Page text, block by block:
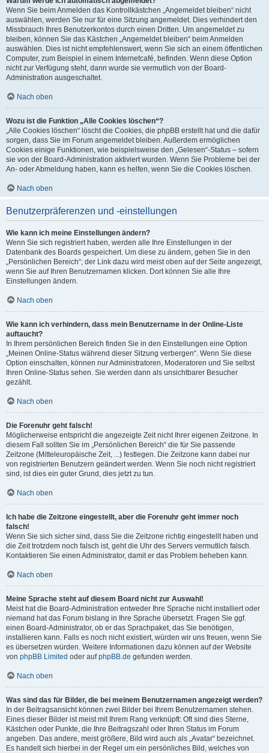
Wenn Sie beim Anmelden das Kontrollkästchen „Angemeldet bleiben“ nicht
auswählen, werden Sie nur für eine Sitzung angemeldet. Dies verhindert den
Missbrauch Ihres Benutzerkontos durch einen Dritten. Um angemeldet zu
bleiben, können Sie das Kästchen „Angemeldet bleiben“ beim Anmelden
auswählen. Dies ist nicht empfehlenswert, wenn Sie sich an einem öffentlichen
Computer, zum Beispiel in einem Internetcafé, befinden. Wenn diese Option
nicht zur Verfügung steht, dann wurde sie vermutlich von der Board-
Administration ausgeschaltet.
Nach oben
Wozu ist die Funktion „Alle Cookies löschen“?
„Alle Cookies löschen“ löscht die Cookies, die phpBB erstellt hat und die dafür
sorgen, dass Sie im Forum angemeldet bleiben. Außerdem ermöglichen
Cookies einige Funktionen, wie beispielsweise den „Gelesen“-Status – sofern
sie von der Board-Administration aktiviert wurden. Wenn Sie Probleme bei der
An- oder Abmeldung haben, kann es helfen, wenn Sie die Cookies löschen.
Nach oben
Benutzerpräferenzen und -einstellungen
Wie kann ich meine Einstellungen ändern?
Wenn Sie sich registriert haben, werden alle Ihre Einstellungen in der
Datenbank des Boards gespeichert. Um diese zu ändern, gehen Sie in den
„Persönlichen Bereich“; der Link dazu wird meist oben auf der Seite angezeigt,
wenn Sie auf Ihren Benutzernamen klicken. Dort können Sie alle Ihre
Einstellungen ändern.
Nach oben
Wie kann ich verhindern, dass mein Benutzername in der Online-Liste
auftaucht?
In Ihrem persönlichen Bereich finden Sie in den Einstellungen eine Option
„Meinen Online-Status während dieser Sitzung verbergen“. Wenn Sie diese
Option einschalten, können nur Administratoren, Moderatoren und Sie selbst
Ihren Online-Status sehen. Sie werden dann als unsichtbarer Besucher
gezählt.
Nach oben
Die Forenuhr geht falsch!
Möglicherweise entspricht die angezeigte Zeit nicht Ihrer eigenen Zeitzone. In
diesem Fall sollten Sie im „Persönlichen Bereich“ die für Sie passende
Zeitzone (Mitteleuropäische Zeit, ...) festlegen. Die Zeitzone kann dabei nur
von registrierten Benutzern geändert werden. Wenn Sie noch nicht registriert
sind, ist dies ein guter Grund, dies jetzt zu tun.
Nach oben
Ich habe die Zeitzone eingestellt, aber die Forenuhr geht immer noch
falsch!
Wenn Sie sich sicher sind, dass Sie die Zeitzone richtig eingestellt haben und
die Zeit trotzdem noch falsch ist, geht die Uhr des Servers vermutlich falsch.
Kontaktieren Sie einen Administrator, damit er das Problem beheben kann.
Nach oben
Meine Sprache steht auf diesem Board nicht zur Auswahl!
Meist hat die Board-Administration entweder Ihre Sprache nicht installiert oder
niemand hat das Forum bislang in Ihre Sprache übersetzt. Fragen Sie ggf.
einen Board-Administrator, ob er das Sprachpaket, das Sie benötigen,
installieren kann. Falls es noch nicht existiert, würden wir uns freuen, wenn Sie
es übersetzen würden. Weitere Informationen dazu können auf der Website
von phpBB Limited oder aufphpBB.de gefunden werden.
Nach oben
Was sind das für Bilder, die bei meinem Benutzernamen angezeigt werden?
In der Beitragsansicht können zwei Bilder bei Ihrem Benutzernamen stehen.
Eines dieser Bilder ist meist mit Ihrem Rang verknüpft: Oft sind dies Sterne,
Kästchen oder Punkte, die Ihre Beitragszahl oder Ihren Status im Forum
angeben. Das andere, meist größere, Bild wird auch als „Avatar“ bezeichnet.
Es handelt sich hierbei in der Regel um ein persönliches Bild, welches von